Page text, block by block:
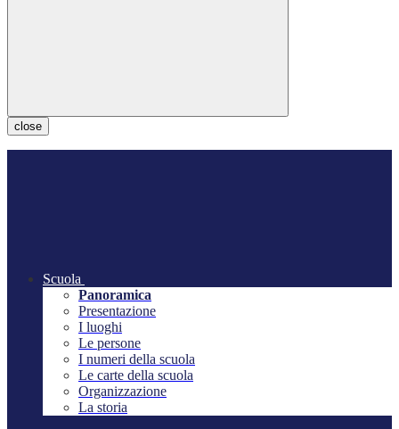
close
Scuola
Panoramica
Presentazione
I luoghi
Le persone
I numeri della scuola
Le carte della scuola
Organizzazione
La storia